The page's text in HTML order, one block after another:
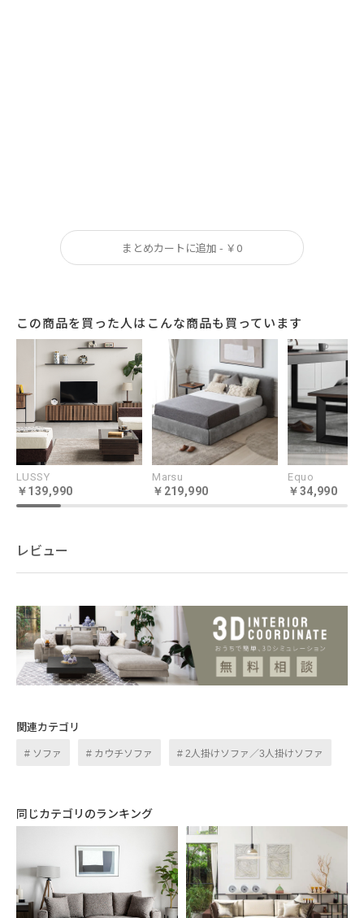
せてくれます。
プロダクト
あらゆるパターンを想定して設計されたプロ
ダクトデザイン。アームレストは触れる部分
にのみ丸みを持たせることで、座面上の圧迫
まとめカートに追加 - ￥0
この商品を買った人はこんな商品も買っています
LUSSY
139,990
Marsu
219,990
Equo
34,990
レビュー
関連カテゴリ
ソファ カウチソファ 2人掛けソファ／3人掛けソファ
同じカテゴリのランキング